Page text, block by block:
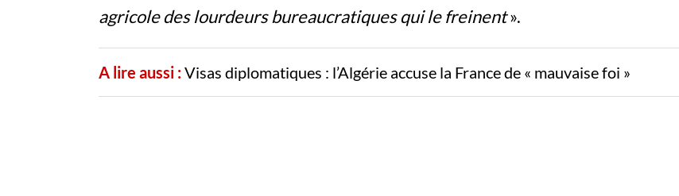
agricole des lourdeurs bureaucratiques qui le freinent».
A lire aussi :Visas diplomatiques : l’Algérie accuse la France de « mauvaise foi »